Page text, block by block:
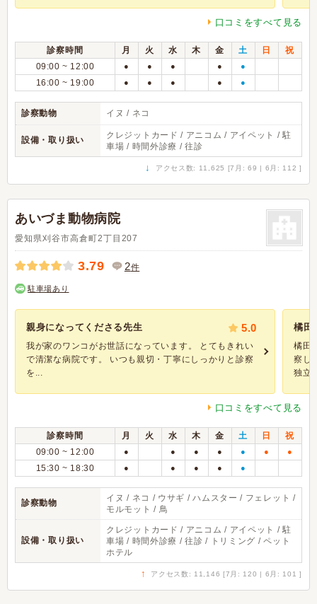
口コミをすべて見る
診察時間 月 火 水 木 金 土 日
祝
09:00 ~ 12:00
● ● ● ● ●
16:00 ~ 19:00 ● ● ● ● ●
診察動物 イヌ / ネコ
設備・取り扱い
クレジットカード / アニコム / アイペット / 駐
車場 / 時間外診療 / 往診
↓ アクセス数: 11,625 [7月: 69 | 6月: 112 ]
あいづま動物病院
愛知県刈谷市高倉町2丁目207
3.79 2件
駐車場あり
親身になってくださる先生 5.0
我が家のワンコがお世話になっています。 とてもきれい
で清潔な病院です。 いつも親切・丁寧にしっかりと診察
を...
橘田
橘田
察し
独立
口コミをすべて見る
診察時間 月 火 水 木 金 土 日
祝
09:00 ~ 12:00
● ● ● ● ● ● ●
15:30 ~ 18:30 ● ● ● ● ●
診察動物
イヌ / ネコ / ウサギ / ハムスター / フェレット /
モルモット / 鳥
設備・取り扱い
クレジットカード / アニコム / アイペット / 駐
車場 / 時間外診療 / 往診 / トリミング / ペット
ホテル
↑ アクセス数: 11,146 [7月: 120 | 6月: 101 ]